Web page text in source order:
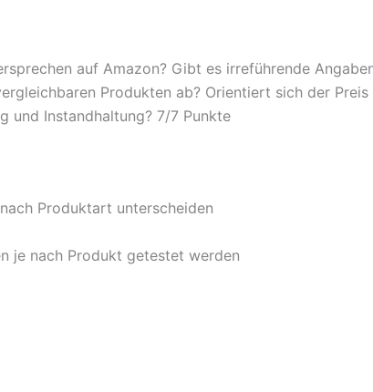
auf Amazon? Gibt es irreführende
Produkten ab? Orientiert sich der
und Instandhaltung? 7/7 Punkte
Produktart unterscheiden
je nach Produkt getestet werden